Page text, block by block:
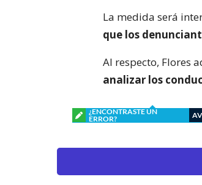
La medida será
que los
Al respecto, Flores
analizar los
¿ENCONTRASTE UN
ERROR?